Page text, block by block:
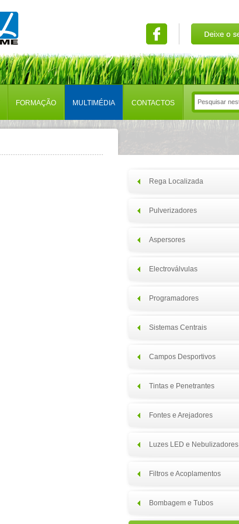
FORMAÇÃO MULTIMÉDIA CONTACTOS
Rega Localizada
Pulverizadores
Aspersores
Electroválvulas
Programadores
Sistemas Centrais
Campos Desportivos
Tintas e Penetrantes
Fontes e Arejadores
Luzes LED e Nebulizadores
Filtros e Acoplamentos
Bombagem e Tubos